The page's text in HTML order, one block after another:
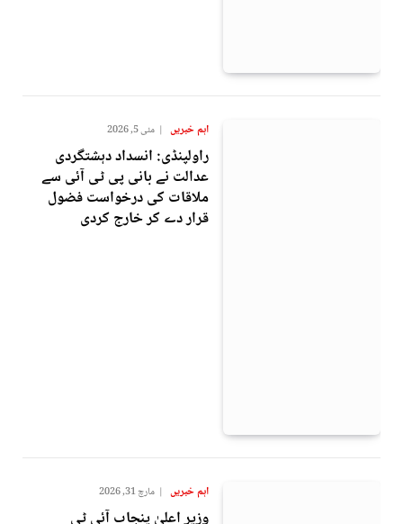
اہم خبریں مئی 5, 2026
راولپنڈی: انسداد دہشتگردی
عدالت نے بانی پی ٹی آئی سے
ملاقات کی درخواست فضول
قرار دے کر خارج کردی
اہم خبریں مارچ 31, 2026